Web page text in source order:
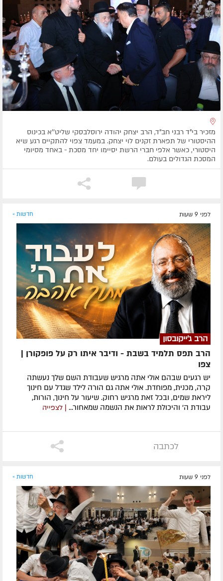
מזכיר בי"ד רבני חב"ד, הרב יצחק יהודה ירוסלבסקי שליט''א בכינוס
ההיסטורי של תפארת זקנים לוי יצחק. במעמד צפוי להתקיים רגע שיא
היסטורי, כאשר אלפי חברי הרשת יסיימו יחד מסכת - באחד מסיומי
המסכת הגדולים בעולם.
לפני 9 שעות חדשות »
הרב ג'ייקובסון
הרב תפס תלמיד בשבת - ודיבר איתו רק על פופקורן |
צפו
יש רגעים שבהם אולי אתה מרגיש שעבודת השם שלך נעשתה
קרה, מכנית, מפוחדת. אולי אתה גם הורה לילד שגדל עם חינוך
ליראת שמים, ובכל זאת מרגיש רחוק. שיעור על חינוך, הורות,
עבודת ה׳ והיכולת לראות את הנשמה שמאחור...
| לצפייה
לכתבה
לפני 9 שעות חדשות »